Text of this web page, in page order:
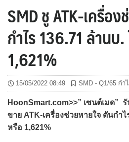
SMD ชู ATK-เครื่อ
กำไร 136.71 ล้านบ
1,621%
15/05/2022 08:49 SMD - Q1/65 กำ
HoonSmart.com>>” เซนต์เมด”
ขาย ATK-เครื่องช่วยหายใจ ดันกำ
หรือ 1,621%